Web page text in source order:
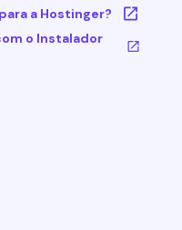
a Hostinger?
o Instalador